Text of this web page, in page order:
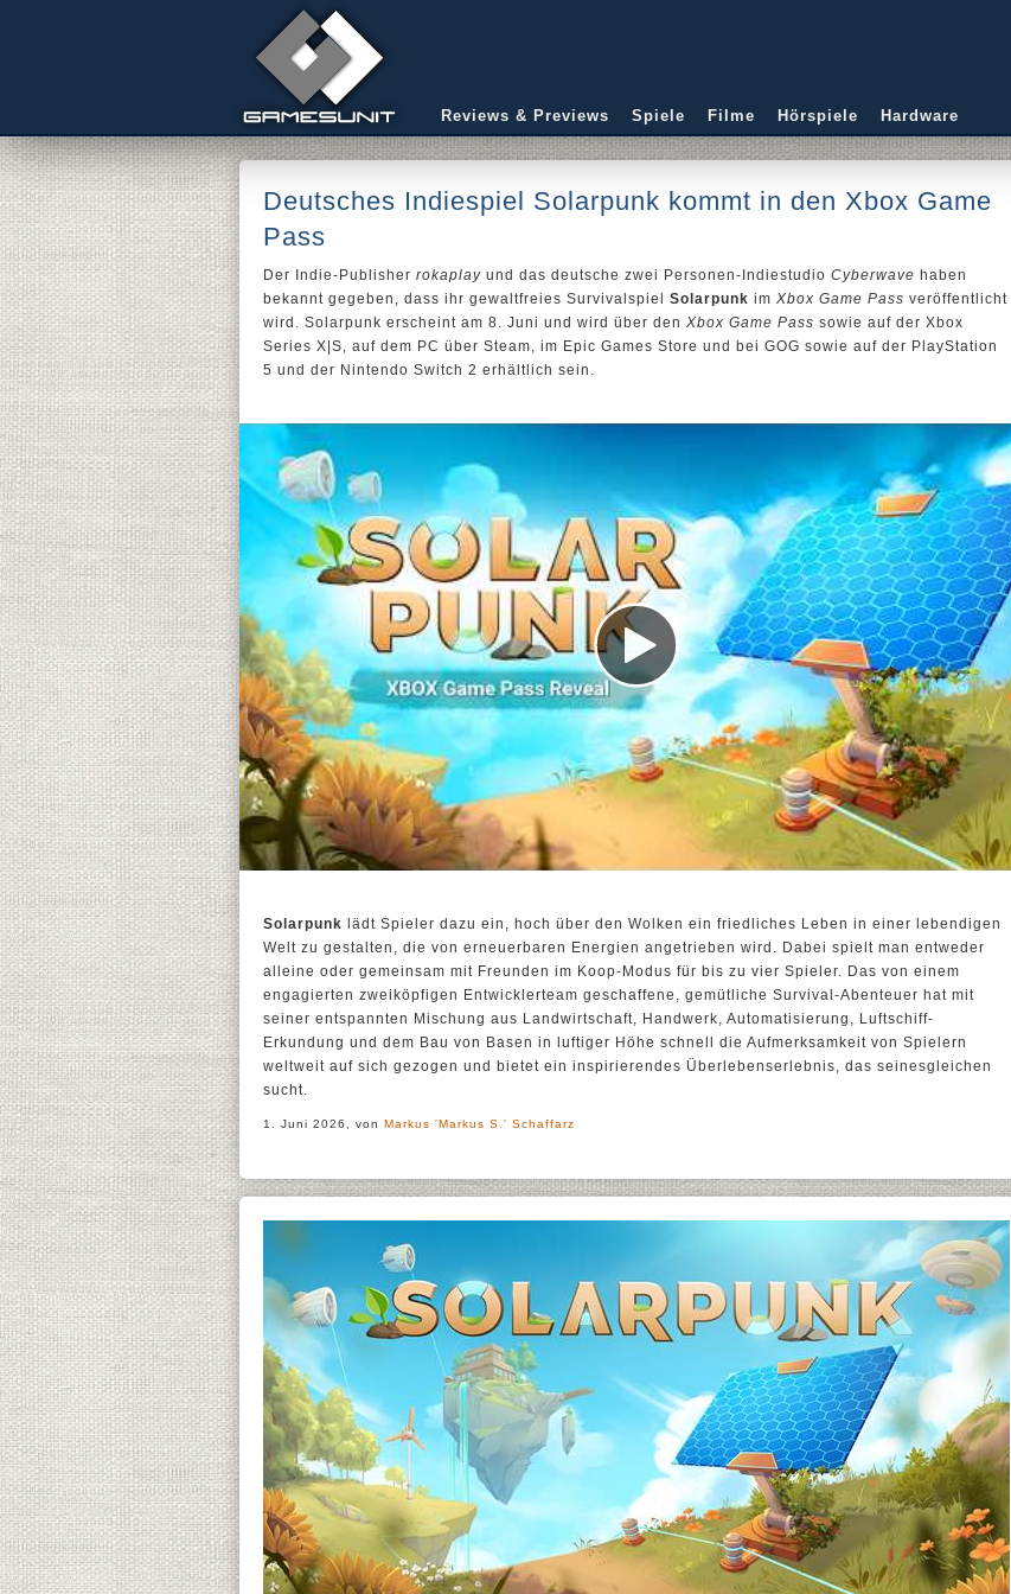
Reviews & Previews Spiele Filme Hörspiele Hardware
Deutsches Indiespiel Solarpunk kommt in den Xbox Game
Pass
Der Indie-Publisher rokaplay und das deutsche zwei Personen-Indiestudio Cyberwave haben
bekannt gegeben, dass ihr gewaltfreies Survivalspiel Solarpunk im Xbox Game Pass veröffentlicht
wird. Solarpunk erscheint am 8. Juni und wird über den Xbox Game Pass sowie auf der Xbox
Series X|S, auf dem PC über Steam, im Epic Games Store und bei GOG sowie auf der PlayStation
5 und der Nintendo Switch 2 erhältlich sein.
Solarpunk lädt Spieler dazu ein, hoch über den Wolken ein friedliches Leben in einer lebendigen
Welt zu gestalten, die von erneuerbaren Energien angetrieben wird. Dabei spielt man entweder
alleine oder gemeinsam mit Freunden im Koop-Modus für bis zu vier Spieler. Das von einem
engagierten zweiköpfigen Entwicklerteam geschaffene, gemütliche Survival-Abenteuer hat mit
seiner entspannten Mischung aus Landwirtschaft, Handwerk, Automatisierung, Luftschiff-
Erkundung und dem Bau von Basen in luftiger Höhe schnell die Aufmerksamkeit von Spielern
weltweit auf sich gezogen und bietet ein inspirierendes Überlebenserlebnis, das seinesgleichen
sucht.
1. Juni 2026, von Markus 'Markus S.' Schaffarz